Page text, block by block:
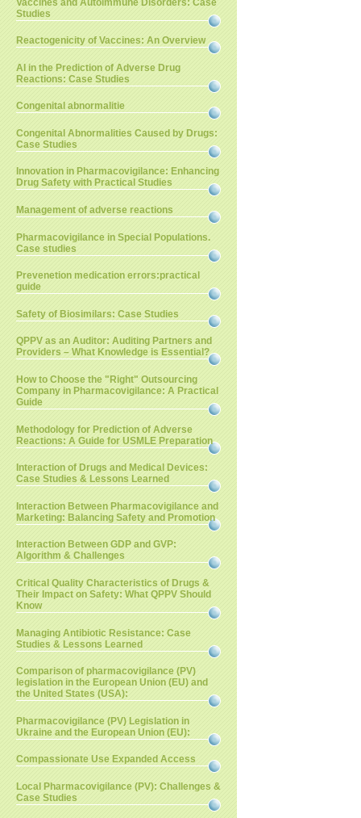
Studies
Reactogenicity of Vaccines: An Overview
AI in the Prediction of Adverse Drug
Reactions: Case Studies
Congenital abnormalitie
Congenital Abnormalities Caused by Drugs:
Case Studies
Innovation in Pharmacovigilance: Enhancing
Drug Safety with Practical Studies
Management of adverse reactions
Pharmacovigilance in Special Populations.
Case studies
Prevenetion medication errors:practical
guide
Safety of Biosimilars: Case Studies
QPPV as an Auditor: Auditing Partners and
Providers – What Knowledge is Essential?
How to Choose the "Right" Outsourcing
Company in Pharmacovigilance: A Practical
Guide
Methodology for Prediction of Adverse
Reactions: A Guide for USMLE Preparation
Interaction of Drugs and Medical Devices:
Case Studies & Lessons Learned
Interaction Between Pharmacovigilance and
Marketing: Balancing Safety and Promotion
Interaction Between GDP and GVP:
Algorithm & Challenges
Critical Quality Characteristics of Drugs &
Their Impact on Safety: What QPPV Should
Know
Managing Antibiotic Resistance: Case
Studies & Lessons Learned
Comparison of pharmacovigilance (PV)
legislation in the European Union (EU) and
the United States (USA):
Pharmacovigilance (PV) Legislation in
Ukraine and the European Union (EU):
Compassionate Use Expanded Access
Local Pharmacovigilance (PV): Challenges &
Case Studies